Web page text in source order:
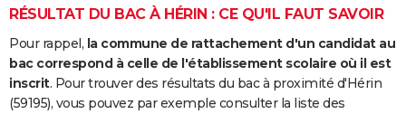
Dictionnaire
Biographies
Citations
Expressions
Proverbes
PROGRAMME TV
COPAINS D'AVANT
S'inscrire
Se connecter
Lycées
Collèges
Primaires
Universités
Entreprises
Service militaire
Avis de recherche
AVIS DE DÉCÈS
RÉSULTAT DU BAC À HÉRIN : CE QU'IL FAUT SAVOIR
Pour rappel, la commune de rattachement d'un candidat au
bac correspond à celle de l'établissement scolaire où il est
inscrit. Pour trouver des résultats du bac à proximité d'Hérin
(59195), vous pouvez par exemple consulter la liste des